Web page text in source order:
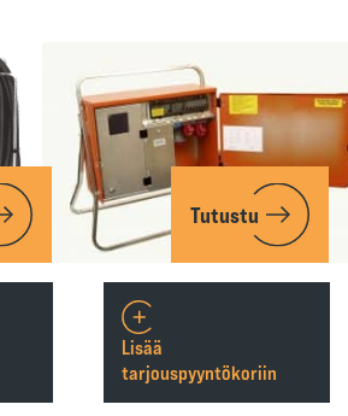
Tutustu
Lisää
tarjouspyyntökoriin